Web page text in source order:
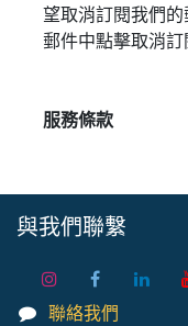
望取消訂閱我們
郵件中點擊取消訂
服務條款
與我們聯繫
聯絡我們